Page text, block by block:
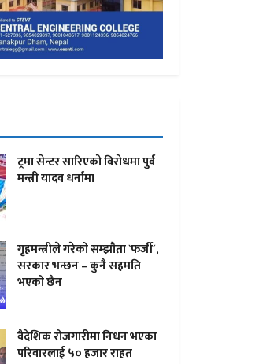
ट्रमा सेन्टर सारिएकाे विराेधमा पुर्व
मन्त्री यादव धर्नामा
गृहमन्त्रीले गरेको सम्झौता `फर्जी´,
सरकार भन्छन – कुनै सहमति
भएको छैन
वैदेशिक रोजगारीमा निधन भएका
परिवारलाई ५० हजार राहत